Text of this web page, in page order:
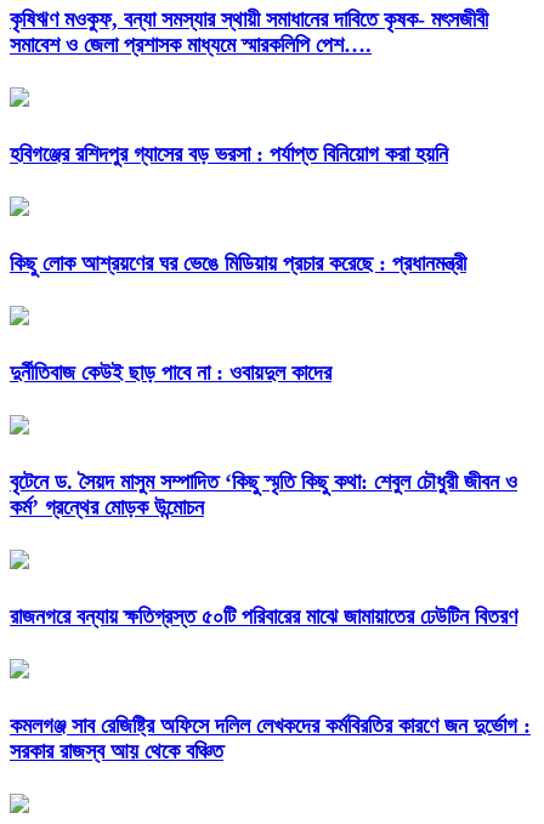
কৃষিঋণ মওকুফ, বন্যা সমস্যার স্থায়ী সমাধানের দাবিতে কৃষক- মৎসজীবী
সমাবেশ ও জেলা প্রশাসক মাধ্যমে স্মারকলিপি পেশ….
হবিগঞ্জের রশিদপুর গ্যাসের বড় ভরসা : পর্যাপ্ত বিনিয়োগ করা হয়নি
কিছু লোক আশ্রয়ণের ঘর ভেঙে মিডিয়ায় প্রচার করেছে : প্রধানমন্ত্রী
দুর্নীতিবাজ কেউই ছাড় পাবে না : ওবায়দুল কাদের
বৃটেনে ড. সৈয়দ মাসুম সম্পাদিত ‘কিছু স্মৃতি কিছু কথা: শেবুল চৌধুরী জীবন ও
কর্ম’ গ্রন্থের মোড়ক উন্মোচন
রাজনগরে বন্যায় ক্ষতিগ্রস্ত ৫০টি পরিবারের মাঝে জামায়াতের ঢেউটিন বিতরণ
কমলগঞ্জ সাব রেজিষ্ট্রি অফিসে দলিল লেখকদের কর্মবিরতির কারণে জন দুর্ভোগ :
সরকার রাজস্ব আয় থেকে বঞ্চিত